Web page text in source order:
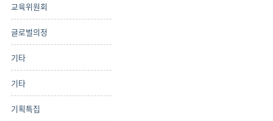
교육위원회
글로벌의정
기타
기타
기획특집